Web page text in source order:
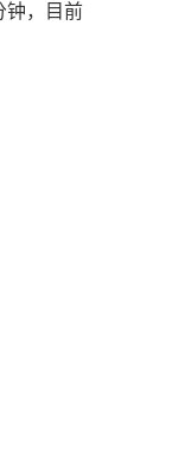
钟，目前